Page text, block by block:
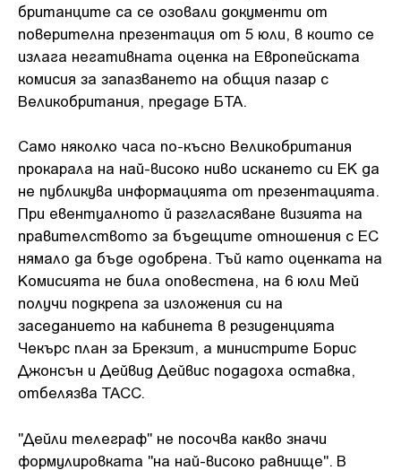
британците са се озовали документи от
поверителна презентация от 5 юли, в които се
излага негативната оценка на Европейската
комисия за запазването на общия пазар с
Великобритания, предаде БТА.
Само няколко часа по-късно Великобритания
прокарала на най-високо ниво искането си ЕК да
не публикува информацията от презентацията.
При евентуалното й разгласяване визията на
правителството за бъдещите отношения с ЕС
нямало да бъде одобрена. Тъй като оценката на
Комисията не била оповестена, на 6 юли Мей
получи подкрепа за изложения си на
заседанието на кабинета в резиденцията
Чекърс план за Брекзит, а министрите Борис
Джонсън и Дейвид Дейвис подадоха оставка,
отбелязва ТАСС.
"Дейли телеграф" не посочва какво значи
формулировката "на най-високо равнище". В